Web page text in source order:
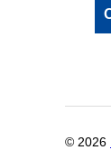
© 2026